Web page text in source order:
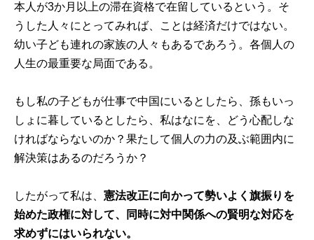
本人が3か月以上の滞在資格で在留しているという。そ
うした人々にとってみれば、ことは経済だけではない。
幼い子ども連れの家族の人々もあるであろう。各個人の
人生の最重要な局面である。
もし私の子どもが仕事で中国にいるとしたら、孫もいっ
しょに暮しているとしたら、私はなにを、どう心配しな
ければならないのか？果たして個人の力の及ぶ範囲内に
解決策はあるのだろうか？
したがって私は、憲法改正に向かって勢いよく旗振りを
始めた政権に対して、同時に対中関係への賢明な対応を
求めずにはいられない。